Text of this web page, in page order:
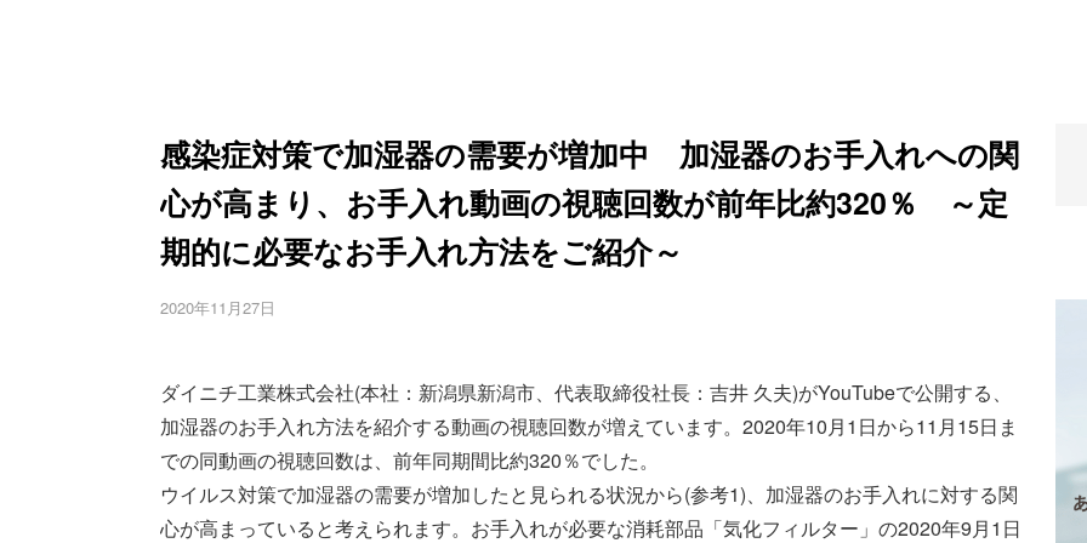
感染症対策で加湿器の需要が増加中 加湿器のお手入れへの関
心が高まり、お手入れ動画の視聴回数が前年比約320％ ～定
期的に必要なお手入れ方法をご紹介～
2020年11月27日
ダイニチ工業株式会社(本社：新潟県新潟市、代表取締役社長：吉井 久夫)がYouTubeで公開する、
加湿器のお手入れ方法を紹介する動画の視聴回数が増えています。2020年10月1日から11月15日ま
での同動画の視聴回数は、前年同期間比約320％でした。
ウイルス対策で加湿器の需要が増加したと見られる状況から(参考1)、加湿器のお手入れに対する関
心が高まっていると考えられます。お手入れが必要な消耗部品「気化フィルター」の2020年9月1日